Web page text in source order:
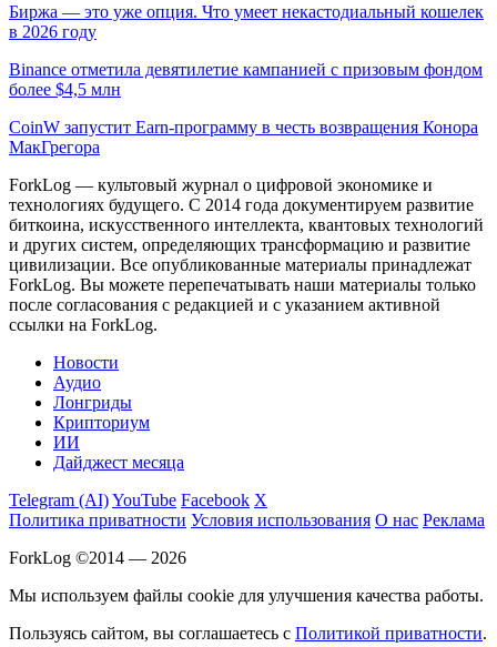
Биржа — это уже опция. Что умеет некастодиальный кошелек
в 2026 году
Binance отметила девятилетие кампанией с призовым фондом
более $4,5 млн
CoinW запустит Earn-программу в честь возвращения Конора
МакГрегора
ForkLog — культовый журнал о цифровой экономике и
технологиях будущего. С 2014 года документируем развитие
биткоина, искусственного интеллекта, квантовых технологий
и других систем, определяющих трансформацию и развитие
цивилизации. Все опубликованные материалы принадлежат
ForkLog. Вы можете перепечатывать наши материалы только
после согласования с редакцией и с указанием активной
ссылки на ForkLog.
Новости
Аудио
Лонгриды
Крипториум
ИИ
Дайджест месяца
Telegram (AI)YouTube Facebook X
Политика приватности Условия использования О нас Реклама
ForkLog ©2014 — 2026
Мы используем файлы cookie для улучшения качества работы.
Пользуясь сайтом, вы соглашаетесь с Политикой приватности.